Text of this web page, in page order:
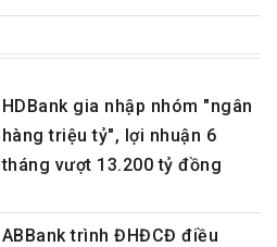
HDBank gia nhập nhóm "ngân
hàng triệu tỷ", lợi nhuận 6
tháng vượt 13.200 tỷ đồng
ABBank trình ĐHĐCĐ điều